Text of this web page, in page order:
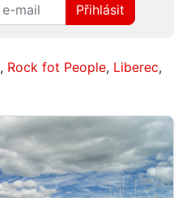
Přihlásit
, Rock fot People, Liberec,